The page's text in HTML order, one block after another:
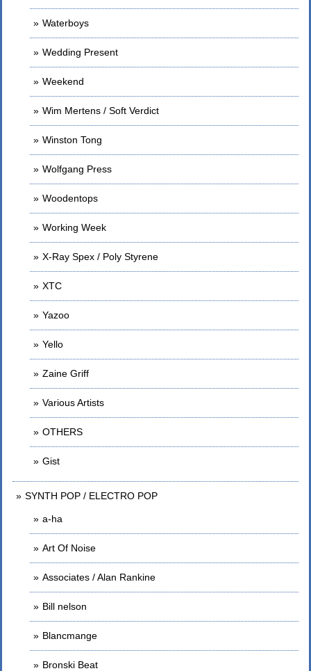
Waterboys
Wedding Present
Weekend
Wim Mertens / Soft Verdict
Winston Tong
Wolfgang Press
Woodentops
Working Week
X-Ray Spex / Poly Styrene
XTC
Yazoo
Yello
Zaine Griff
Various Artists
OTHERS
Gist
SYNTH POP / ELECTRO POP
a-ha
Art Of Noise
Associates / Alan Rankine
Bill nelson
Blancmange
Bronski Beat